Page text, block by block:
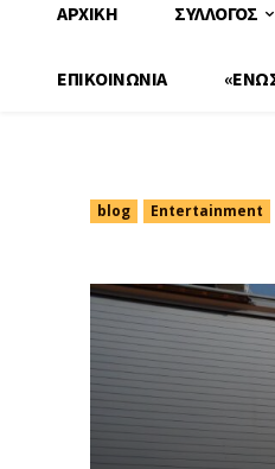
ΑΡΧΙΚΉ ΣΎΛΛΟΓΟΣ
ΕΠΙΚΟΙΝΩΝΊΑ
blog Entertainment